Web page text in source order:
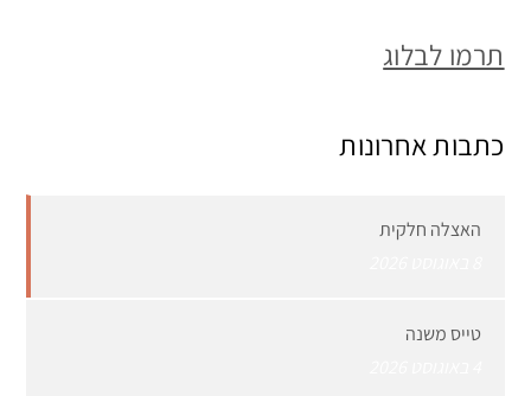
תרמו לבלוג
כתבות אחרונות
האצלה חלקית
טייס משנה